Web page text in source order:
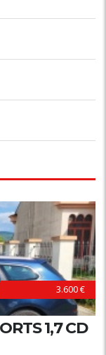
3.600 €
1,7 CD